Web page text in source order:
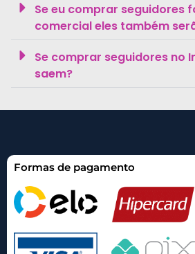
Se eu comprar seguidores
comercial eles também
Se comprar seguidores no
saem?
Formas de pagamento